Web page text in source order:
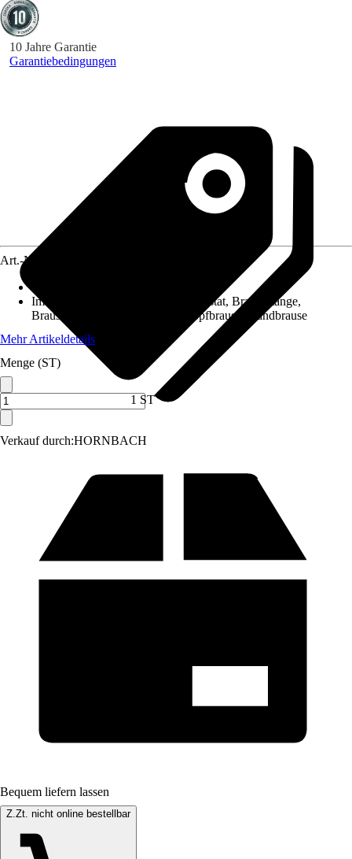
10 Jahre Garantie
Garantiebedingungen
Verkauf durch:HORNBACH
Art.-Nr.
Im Lieferumfang enthalten
Thermostat, Brausestange,
Brausehalter, Brauseschlauch, Kopfbrause, Handbrause
Mehr Artikeldetails
Menge (ST)
1 ST
Bequem liefern lassen
Z.Zt. nicht online bestellbar